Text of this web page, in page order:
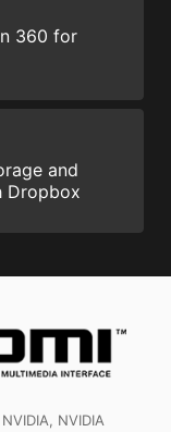
360 for
and
Dropbox
NVIDIA